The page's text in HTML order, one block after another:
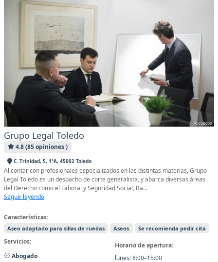
Grupo Legal Toledo
4.8 (85 opiniones )
C. Trinidad, 5, 1ºA, 45002 Toledo
Al contar con profesionales especializados en las distintas materias, Grupo
Legal Toledo es un despacho de corte generalista, y abarca diversas áreas
del Derecho como el Laboral y Seguridad Social, Ba...
Seguir leyendo
Características:
Aseo adaptado para sillas de ruedas Aseos Se recomienda pedir cita
Servicios:
Abogado
Horario de apertura:
lunes: 8:00–15:00